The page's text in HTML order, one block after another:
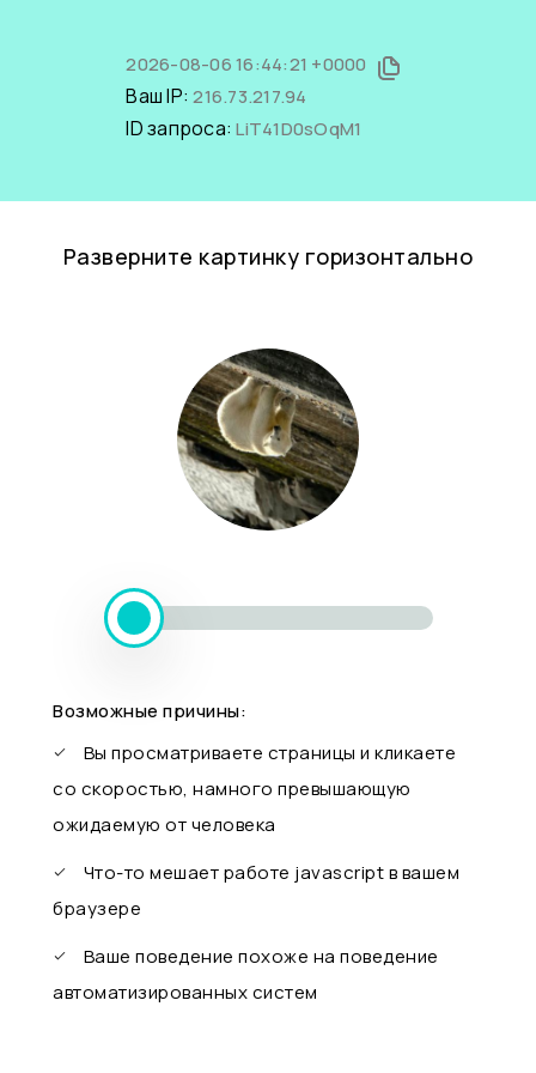
2026-08-06 16:44:21 +0000
Ваш IP:216.73.217.94
ID запроса:LiT41D0sOqM1
Разверните картинку горизонтально
Возможные причины:
Вы просматриваете страницы и кликаете
со скоростью, намного превышающую
ожидаемую от человека
Что-то мешает работе javascript в вашем
браузере
Ваше поведение похоже на поведение
автоматизированных систем